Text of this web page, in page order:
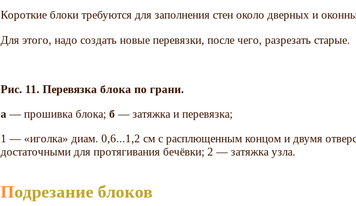
Короткие блоки требуются для заполнения стен около дверных и
Для этого, надо создать новые перевязки, после чего, разрезать старые.
Рис. 11. Перевязка блока по грани.
а— прошивка блока;б — затяжка и перевязка;
1 — «иголка» диам. 0,6...1,2 см с расплющенным концом и двумя
достаточными для протягивания бечёвки; 2 — затяжка узла.
Подрезание блоков